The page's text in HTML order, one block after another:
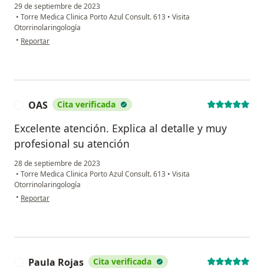
29 de septiembre de 2023
• Torre Medica Clinica Porto Azul Consult. 613 • Visita
Otorrinolaringología
• en opinión del usuario Elia
Reportar
OAS Cita verificada
Excelente atención. Explica al detalle y muy
profesional su atención
28 de septiembre de 2023
• Torre Medica Clinica Porto Azul Consult. 613 • Visita
Otorrinolaringología
• en opinión del usuario OAS
Reportar
Paula Rojas Cita verificada